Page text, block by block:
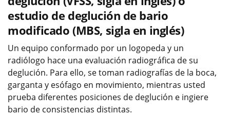
estudio de deglución de bario
modificado (MBS, sigla en inglés)
Un equipo conformado por un logopeda y un
radiólogo hace una evaluación radiográfica de su
deglución. Para ello, se toman radiografías de la boca,
garganta y esófago en movimiento, mientras usted
prueba diferentes posiciones de deglución e ingiere
bario de consistencias distintas.